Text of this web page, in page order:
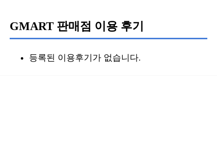
GMART 판매점 이용 후기
등록된 이용후기가 없습니다.